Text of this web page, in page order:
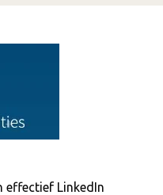
effectief LinkedIn